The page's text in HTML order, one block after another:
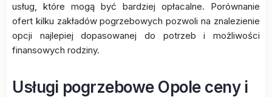
usług, które mogą być bardziej opłacalne. Porównanie
ofert kilku zakładów pogrzebowych pozwoli na znalezienie
opcji najlepiej dopasowanej do potrzeb i możliwości
finansowych rodziny.
Usługi pogrzebowe Opole ceny i